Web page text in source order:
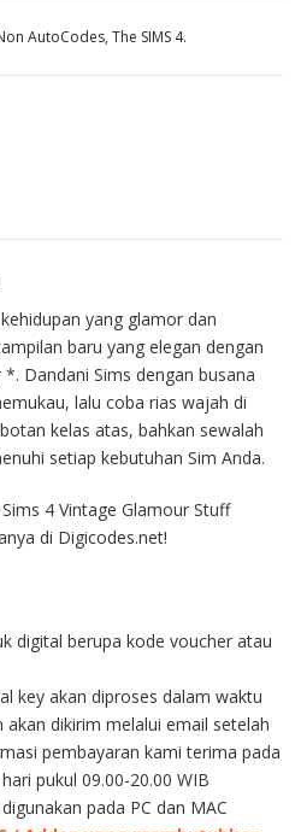
AutoCodes, The SIMS 4.
yang glamor dan
baru yang elegan dengan
Dandani Sims dengan busana
lalu coba rias wajah di
kelas atas, bahkan sewalah
setiap kebutuhan Sim Anda.
4 Vintage Glamour Stuff
di Digicodes.net!
digital berupa kode voucher atau
key akan diproses dalam waktu
dikirim melalui email setelah
pembayaran kami terima pada
pukul 09.00-20.00 WIB
pada PC dan MAC